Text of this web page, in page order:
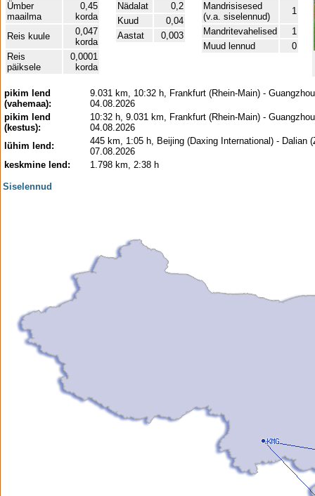
Ümber
maailma
0,45
korda
Reis kuule
0,047
korda
Reis
päiksele
0,0001
korda
Nädalat
0,2
Kuud
0,04
Aastat
0,003
Mandrisisesed
(v.a. siselennud)
1
Mandritevahelised
1
Muud lennud
0
pikim lend
(vahemaa):
9.031 km, 10:32 h, Frankfurt (Rhein-Main) -
04.08.2026
pikim lend
(kestus):
10:32 h, 9.031 km, Frankfurt (Rhein-Main) -
04.08.2026
lühim lend:
445 km, 1:05 h, Beijing (Daxing International) - Dalian
07.08.2026
keskmine lend:
1.798 km, 2:38 h
Siselennud